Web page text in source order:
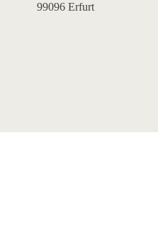
99096 Erfurt